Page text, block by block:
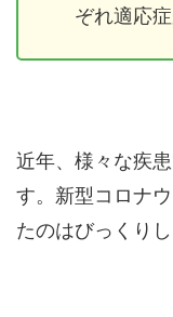
ぞれ適応
近年、様々な疾
す。新型コロナ
たのはびっくりし